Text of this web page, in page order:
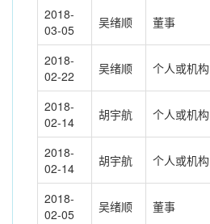
2018-
03-05
吴绪顺 董事
2018-
02-22
吴绪顺 个人或机构
2018-
02-14
胡宇航 个人或机构
2018-
02-14
胡宇航 个人或机构
2018-
02-05
吴绪顺 董事